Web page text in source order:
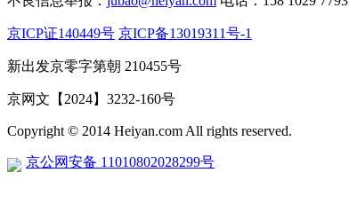
京ICP证140449号 京ICP备13019311号-1
新出发京零字第朝 210455号
京网文【2024】3232-160号
Copyright © 2014 Heiyan.com All rights reserved.
京公网安备 11010802028299号